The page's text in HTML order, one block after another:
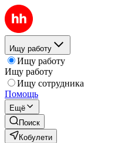
Ищу работу
Ищу работу
Ищу работу
Ищу сотрудника
Помощь
Ещё
Поиск
Кобулети